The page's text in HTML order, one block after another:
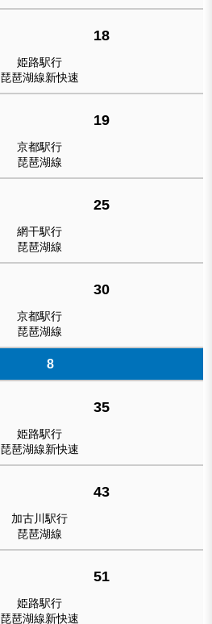
18
姫路駅行
琵琶湖線新快速
19
京都駅行
琵琶湖線
25
網干駅行
琵琶湖線
30
京都駅行
琵琶湖線
8
35
姫路駅行
琵琶湖線新快速
43
加古川駅行
琵琶湖線
51
姫路駅行
琵琶湖線新快速